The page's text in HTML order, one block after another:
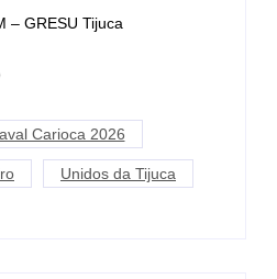
– GRESU Tijuca
Carioca 2026
Unidos da Tijuca